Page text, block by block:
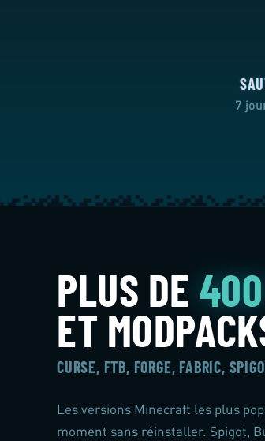
7
PLUS DE
ET
CURSE, FTB, FORGE, FABRIC,
Les versions Minecraft les plus
moment sans réinstaller. Spigot,